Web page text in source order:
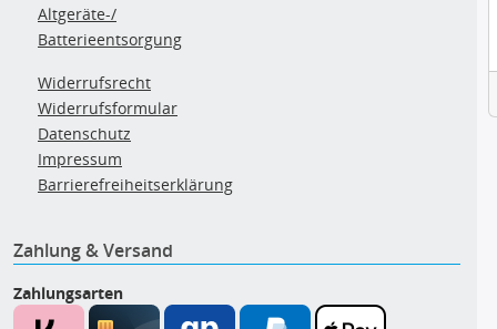
Altgeräte-/
Batterieentsorgung
Widerrufsrecht
Widerrufsformular
Datenschutz
Impressum
Barrierefreiheitserklärung
Zahlung & Versand
Zahlungsarten